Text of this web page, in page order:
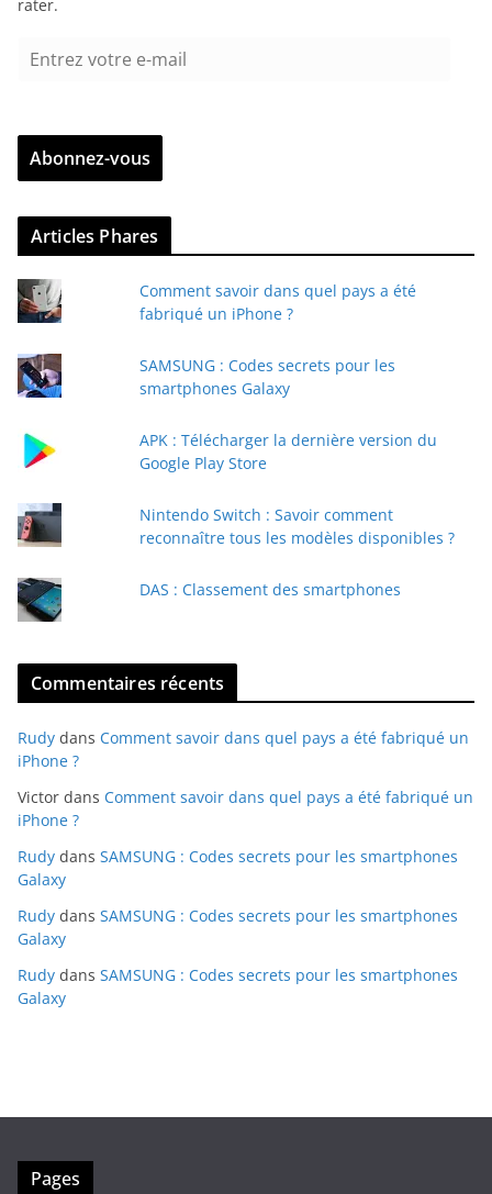
rater.
r
z
v
r
e
e
a
Abonnez-vous
Articles Phares
Comment savoir dans quel pays a été
fabriqué un iPhone ?
SAMSUNG : Codes secrets pour les
smartphones Galaxy
APK : Télécharger la dernière version du
Google Play Store
Nintendo Switch : Savoir comment
reconnaître tous les modèles disponibles ?
DAS : Classement des smartphones
Commentaires récents
Rudy dans Comment savoir dans quel pays a été fabriqué un
iPhone ?
Victor dans Comment savoir dans quel pays a été fabriqué un
iPhone ?
Rudy dans SAMSUNG : Codes secrets pour les smartphones
Galaxy
Rudy dans SAMSUNG : Codes secrets pour les smartphones
Galaxy
Rudy dans SAMSUNG : Codes secrets pour les smartphones
Galaxy
Pages